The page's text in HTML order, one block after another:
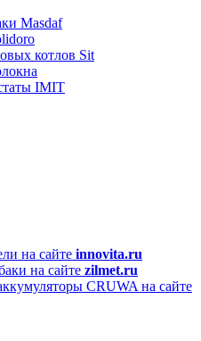
Masdaf
котлов Sit
IMIT
на сайте innovita.ru
на сайте zilmet.ru
CRUWA на сайте